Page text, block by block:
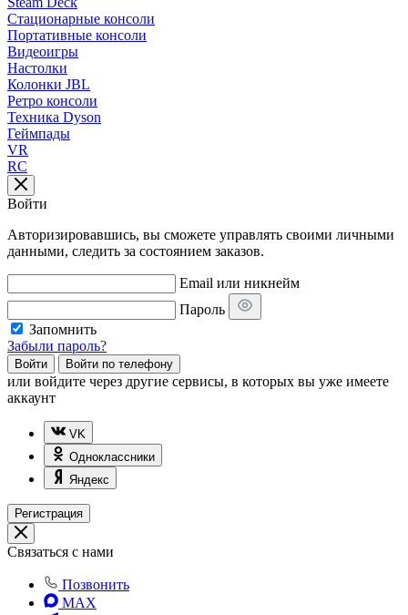
Стационарные консоли
Портативные консоли
Видеоигры
Настолки
Колонки JBL
Ретро консоли
Техника Dyson
Геймпады
VR
RC
Войти
Авторизировавшись, вы сможете управлять своими личными
данными, следить за состоянием заказов.
Email или никнейм
Пароль
Запомнить
Забыли пароль?
Войти Войти по телефону
или войдите через другие сервисы, в которых вы уже имеете
аккаунт
VK
Одноклассники
Яндекс
Регистрация
Связаться с нами
Позвонить
MAX